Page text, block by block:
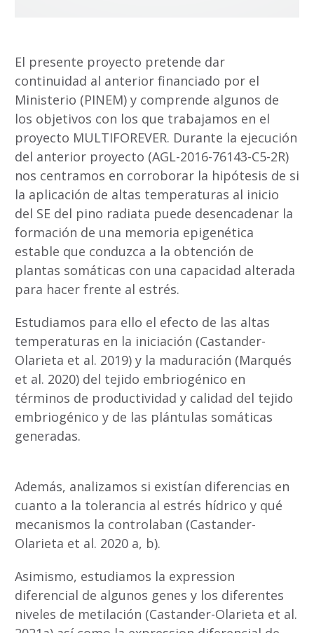
El presente proyecto pretende dar
continuidad al anterior financiado por el
Ministerio (PINEM) y comprende algunos de
los objetivos con los que trabajamos en el
proyecto MULTIFOREVER. Durante la ejecución
del anterior proyecto (AGL-2016-76143-C5-2R)
nos centramos en corroborar la hipótesis de si
la aplicación de altas temperaturas al inicio
del SE del pino radiata puede desencadenar la
formación de una memoria epigenética
estable que conduzca a la obtención de
plantas somáticas con una capacidad alterada
para hacer frente al estrés.
Estudiamos para ello el efecto de las altas
temperaturas en la iniciación (Castander-
Olarieta et al. 2019) y la maduración (Marqués
et al. 2020) del tejido embriogénico en
términos de productividad y calidad del tejido
embriogénico y de las plántulas somáticas
generadas.
Además, analizamos si existían diferencias en
cuanto a la tolerancia al estrés hídrico y qué
mecanismos la controlaban (Castander-
Olarieta et al. 2020 a, b).
Asimismo, estudiamos la expression
diferencial de algunos genes y los diferentes
niveles de metilación (Castander-Olarieta et al.